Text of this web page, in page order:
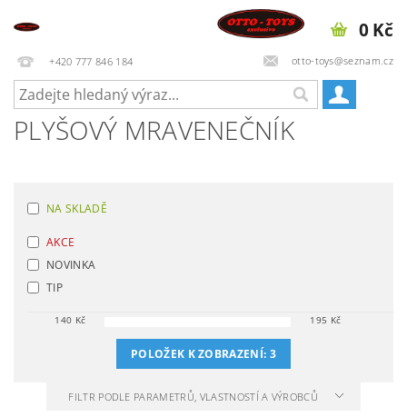
+420 777 846 184 otto-toys@seznam.cz
0 Kč
PLYŠOVÝ MRAVENEČNÍK
NA SKLADĚ
AKCE
NOVINKA
TIP
140 Kč 195 Kč
POLOŽEK K ZOBRAZENÍ: 3
FILTR PODLE PARAMETRŮ, VLASTNOSTÍ A VÝROBCŮ